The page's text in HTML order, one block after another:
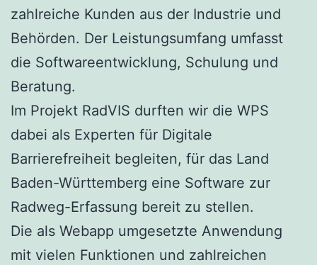
zahlreiche Kunden aus der Industrie und
Behörden. Der Leistungsumfang umfasst
die Softwareentwicklung, Schulung und
Beratung.
Im Projekt RadVIS durften wir die WPS
dabei als Experten für Digitale
Barrierefreiheit begleiten, für das Land
Baden-Württemberg eine Software zur
Radweg-Erfassung bereit zu stellen.
Die als Webapp umgesetzte Anwendung
mit vielen Funktionen und zahlreichen